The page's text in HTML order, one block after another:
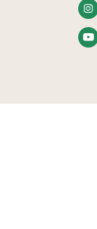
zu
zu